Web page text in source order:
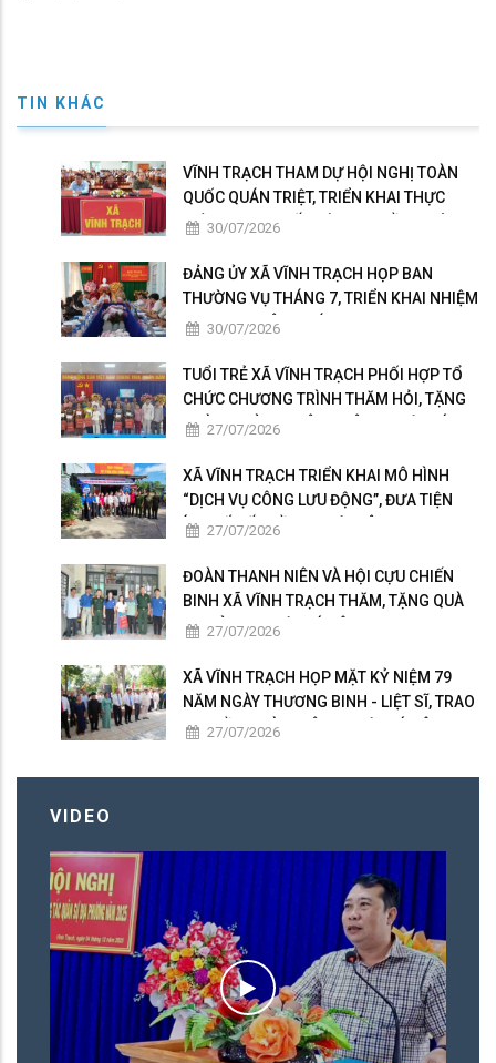
TIN KHÁC
VĨNH TRẠCH THAM DỰ HỘI NGHỊ TOÀN
QUỐC QUÁN TRIỆT, TRIỂN KHAI THỰC
HIỆN NGHỊ QUYẾT HỘI NGHỊ LẦN THỨ BA
KHÓA XIV
30/07/2026
ĐẢNG ỦY XÃ VĨNH TRẠCH HỌP BAN
THƯỜNG VỤ THÁNG 7, TRIỂN KHAI NHIỆM
VỤ TRỌNG TÂM THÁNG 8
30/07/2026
TUỔI TRẺ XÃ VĨNH TRẠCH PHỐI HỢP TỔ
CHỨC CHƯƠNG TRÌNH THĂM HỎI, TẶNG
QUÀ GIA ĐÌNH THÂN NHÂN NGƯỜI CÓ
27/07/2026
XÃ VĨNH TRẠCH TRIỂN KHAI MÔ HÌNH
“DỊCH VỤ CÔNG LƯU ĐỘNG”, ĐƯA TIỆN
ÍCH SỐ ĐẾN GẦN NGƯỜI DÂN
27/07/2026
ĐOÀN THANH NIÊN VÀ HỘI CỰU CHIẾN
BINH XÃ VĨNH TRẠCH THĂM, TẶNG QUÀ
GIA ĐÌNH NGƯỜI CÓ CÔNG
27/07/2026
XÃ VĨNH TRẠCH HỌP MẶT KỶ NIỆM 79
NĂM NGÀY THƯƠNG BINH - LIỆT SĨ, TRAO
50 PHẦN QUÀ TRI ÂN NGƯỜI CÓ CÔNG
27/07/2026
VIDEO